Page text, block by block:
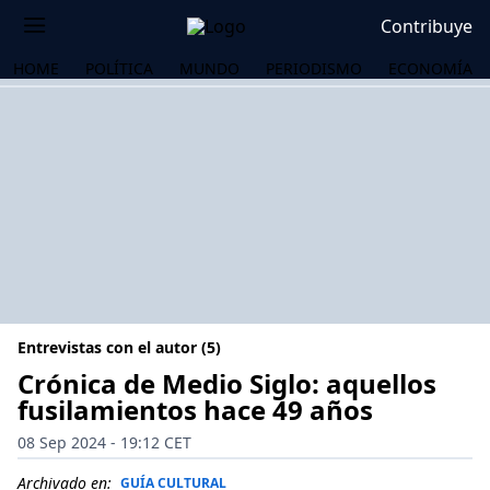
Contribuye
HOME POLÍTICA MUNDO PERIODISMO ECONOMÍA
Entrevistas con el autor (5)
Crónica de Medio Siglo: aquellos
fusilamientos hace 49 años
08 Sep 2024 - 19:12 CET
Archivado en: GUÍA CULTURAL